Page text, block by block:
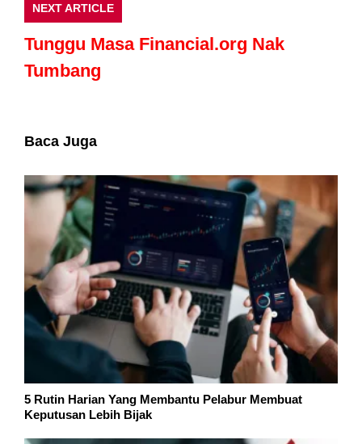
NEXT ARTICLE
Tunggu Masa Financial.org Nak
Tumbang
Baca Juga
5 Rutin Harian Yang Membantu Pelabur Membuat
Keputusan Lebih Bijak